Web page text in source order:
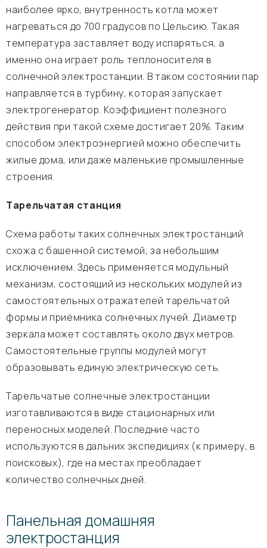
наиболее ярко, внутренность котла может
нагреваться до 700 градусов по Цельсию. Такая
температура заставляет воду испаряться, а
именно она играет роль теплоносителя в
солнечной электростанции. В таком состоянии пар
направляется в турбину, которая запускает
электрогенератор. Коэффициент полезного
действия при такой схеме достигает 20%. Таким
способом электроэнергией можно обеспечить
жилые дома, или даже маленькие промышленные
строения.
Тарельчатая станция
Схема работы таких солнечных электростанций
схожа с башенной системой, за небольшим
исключением. Здесь применяется модульный
механизм, состоящий из нескольких модулей из
самостоятельных отражателей тарельчатой
формы и приёмника солнечных лучей. Диаметр
зеркала может составлять около двух метров.
Самостоятельные группы модулей могут
образовывать единую электрическую сеть.
Тарельчатые солнечные электростанции
изготавливаются в виде стационарных или
переносных моделей. Последние часто
используются в дальних экспедициях (к примеру, в
поисковых), где на местах преобладает
количество солнечных дней.
Панельная домашняя
электростанция